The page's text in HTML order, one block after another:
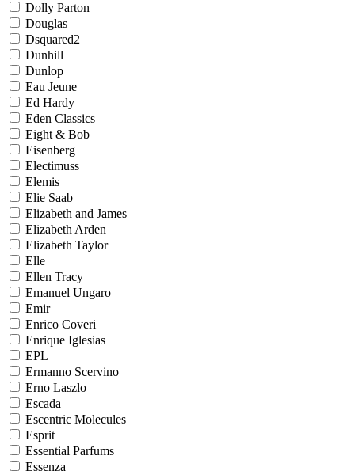
Dolly Parton
Douglas
Dsquared2
Dunhill
Dunlop
Eau Jeune
Ed Hardy
Eden Classics
Eight & Bob
Eisenberg
Electimuss
Elemis
Elie Saab
Elizabeth and James
Elizabeth Arden
Elizabeth Taylor
Elle
Ellen Tracy
Emanuel Ungaro
Emir
Enrico Coveri
Enrique Iglesias
EPL
Ermanno Scervino
Erno Laszlo
Escada
Escentric Molecules
Esprit
Essential Parfums
Essenza